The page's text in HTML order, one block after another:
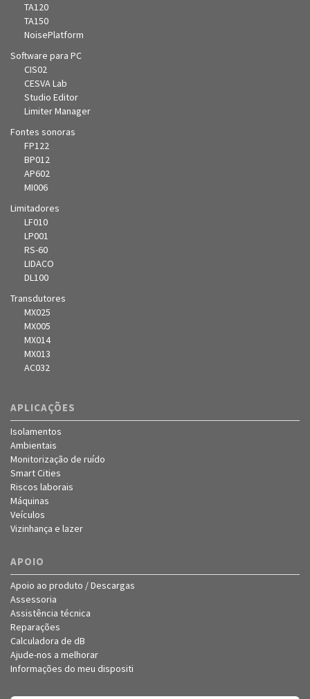
TA120
TA150
NoisePlatform
Software para PC
CIS02
CESVA Lab
Studio Editor
Limiter Manager
Fontes sonoras
FP122
BP012
AP602
MI006
Limitadores
LF010
LP001
RS-60
LIDACO
DL100
Transdutores
MX025
MX005
MX014
MX013
AC032
APLICAÇÕES
Isolamentos
Ambientais
Monitorização de ruído
Smart Cities
Riscos laborais
Máquinas
Veículos
Vizinhança e lazer
APOIO
Apoio ao produto / Descargas
Assessoria
Assistência técnica
Reparações
Calculadora de dB
Ajude-nos a melhorar
Informações do meu dispositi